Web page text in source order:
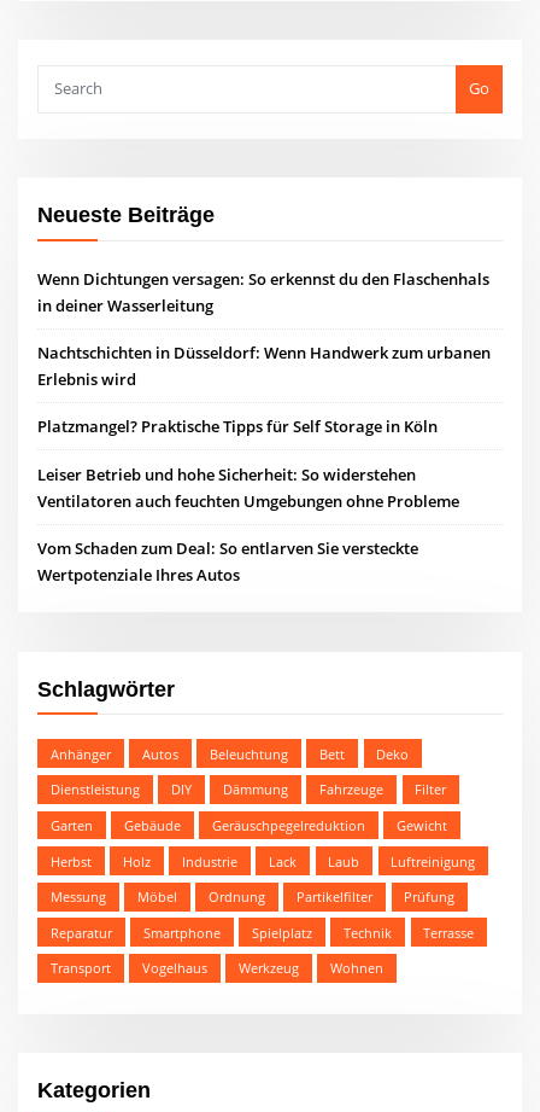
Go
Neueste Beiträge
Wenn Dichtungen versagen: So erkennst du den Flaschenhals
in deiner Wasserleitung
Nachtschichten in Düsseldorf: Wenn Handwerk zum urbanen
Erlebnis wird
Platzmangel? Praktische Tipps für Self Storage in Köln
Leiser Betrieb und hohe Sicherheit: So widerstehen
Ventilatoren auch feuchten Umgebungen ohne Probleme
Vom Schaden zum Deal: So entlarven Sie versteckte
Wertpotenziale Ihres Autos
Schlagwörter
Anhänger Autos Beleuchtung Bett
Deko
Dienstleistung
DIY Dämmung Fahrzeuge
Filter
Garten
Gebäude Geräuschpegelreduktion
Gewicht
Herbst
Holz Industrie Lack Laub
Luftreinigung
Messung
Möbel Ordnung Partikelfilter
Prüfung
Reparatur
Smartphone Spielplatz Technik
Terrasse
Transport
Vogelhaus Werkzeug Wohnen
Kategorien